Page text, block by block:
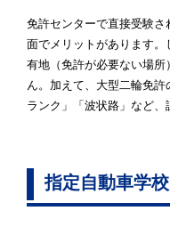
免許センターで直接受験
面でメリットがあります
有地（免許が必要ない場
ん。加えて、大型二輪免
ランク」「波状路」など、
指定自動車学